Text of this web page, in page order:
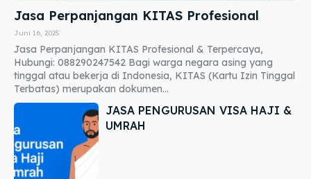
Jasa Perpanjangan KITAS Profesional
Juni 16, 2025
Jasa Perpanjangan KITAS Profesional & Terpercaya,
Hubungi: 088290247542 Bagi warga negara asing yang
tinggal atau bekerja di Indonesia, KITAS (Kartu Izin Tinggal
Terbatas) merupakan dokumen...
JASA PENGURUSAN VISA HAJI &
UMRAH